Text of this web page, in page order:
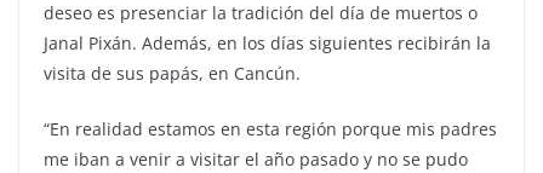
deseo es presenciar la tradición del día de muertos o
Janal Pixán. Además, en los días siguientes recibirán la
visita de sus papás, en Cancún.
“En realidad estamos en esta región porque mis padres
me iban a venir a visitar el año pasado y no se pudo